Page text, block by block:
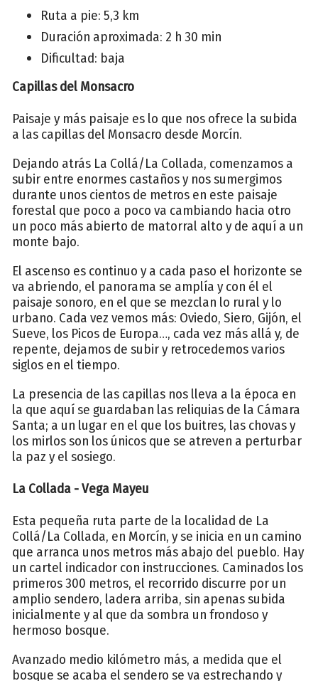
Ruta a pie: 5,3 km
Duración aproximada: 2 h 30 min
Dificultad: baja
Capillas del Monsacro
Paisaje y más paisaje es lo que nos ofrece la subida
a las capillas del Monsacro desde Morcín.
Dejando atrás La Collá/La Collada, comenzamos a
subir entre enormes castaños y nos sumergimos
durante unos cientos de metros en este paisaje
forestal que poco a poco va cambiando hacia otro
un poco más abierto de matorral alto y de aquí a un
monte bajo.
El ascenso es continuo y a cada paso el horizonte se
va abriendo, el panorama se amplía y con él el
paisaje sonoro, en el que se mezclan lo rural y lo
urbano. Cada vez vemos más: Oviedo, Siero, Gijón, el
Sueve, los Picos de Europa…, cada vez más allá y, de
repente, dejamos de subir y retrocedemos varios
siglos en el tiempo.
La presencia de las capillas nos lleva a la época en
la que aquí se guardaban las reliquias de la Cámara
Santa; a un lugar en el que los buitres, las chovas y
los mirlos son los únicos que se atreven a perturbar
la paz y el sosiego.
La Collada - Vega Mayeu
Esta pequeña ruta parte de la localidad de La
Collá/La Collada, en Morcín, y se inicia en un camino
que arranca unos metros más abajo del pueblo. Hay
un cartel indicador con instrucciones. Caminados los
primeros 300 metros, el recorrido discurre por un
amplio sendero, ladera arriba, sin apenas subida
inicialmente y al que da sombra un frondoso y
hermoso bosque.
Avanzado medio kilómetro más, a medida que el
bosque se acaba el sendero se va estrechando y